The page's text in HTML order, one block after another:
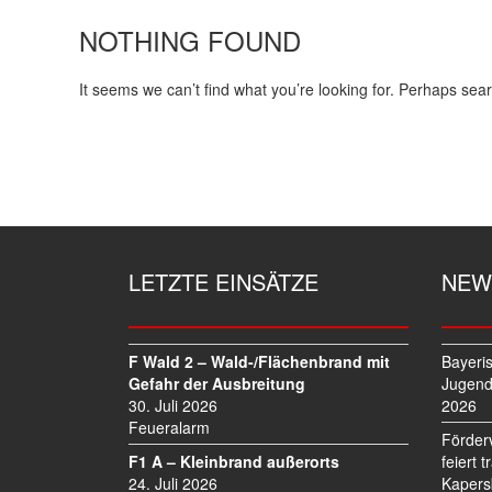
NOTHING FOUND
It seems we can’t find what you’re looking for. Perhaps
LETZTE EINSÄTZE
F Wald 2 – Wald-/Flächenbrand mit
Gefahr der Ausbreitung
30. Juli 2026
Feueralarm
F1 A – Kleinbrand außerorts
24. Juli 2026
2026
feiert